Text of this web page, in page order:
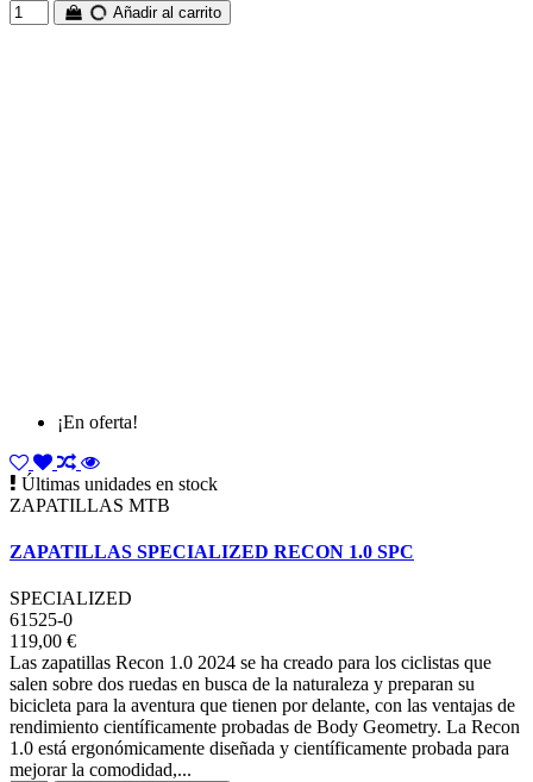
Añadir al carrito
¡En oferta!
Últimas unidades en stock
ZAPATILLAS MTB
ZAPATILLAS SPECIALIZED RECON 1.0 SPC
SPECIALIZED
61525-0
119,00 €
Las zapatillas Recon 1.0 2024 se ha creado para los ciclistas que
salen sobre dos ruedas en busca de la naturaleza y preparan su
bicicleta para la aventura que tienen por delante, con las ventajas de
rendimiento científicamente probadas de Body Geometry. La Recon
1.0 está ergonómicamente diseñada y científicamente probada para
mejorar la comodidad,...